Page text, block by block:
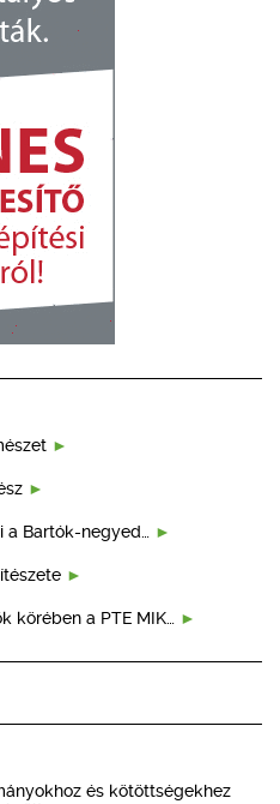
Bartók-negyed…
körében a PTE MIK…
és kötöttségekhez